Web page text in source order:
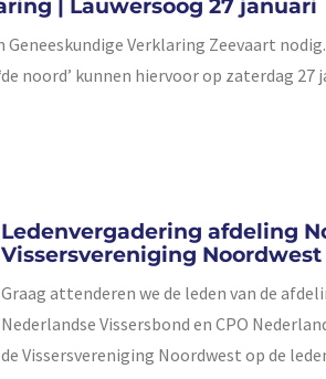
| Lauwersoog 27 januari
Verklaring Zeevaart
noord’ kunnen hiervoor op zaterdag
Ledenvergadering afdeling
Vissersvereniging
Graag attenderen we de leden van de
Nederlandse Vissersbond en CPO
de Vissersvereniging Noordwest op de